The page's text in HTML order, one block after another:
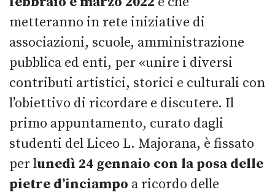
metteranno in rete iniziative di
associazioni, scuole, amministrazione
pubblica ed enti, per «unire i diversi
contributi artistici, storici e culturali con
l’obiettivo di ricordare e discutere. Il
primo appuntamento, curato dagli
studenti del Liceo L. Majorana, è fissato
per lunedì 24 gennaio con la posa delle
pietre d’inciampo a ricordo delle